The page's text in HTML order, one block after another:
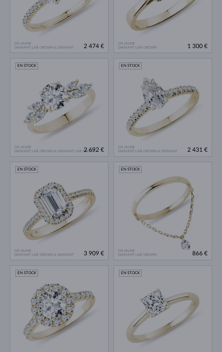
OR JAUNE
DIAMANT LAB GROWN & DIAMANT
2 474 €
OR JAUNE
DIAMANT LAB GROWN
1 300 €
OR JAUNE
DIAMANT LAB GROWN & DIAMANT LAB GROWN
EN STOCK
2 692 €
OR JAUNE
DIAMANT LAB GROWN & DIAMANT
EN STOCK
2 431 €
OR JAUNE
DIAMANT LAB GROWN & DIAMANT
EN STOCK
3 909 €
OR JAUNE
DIAMANT LAB GROWN
EN STOCK
866 €
EN STOCK EN STOCK